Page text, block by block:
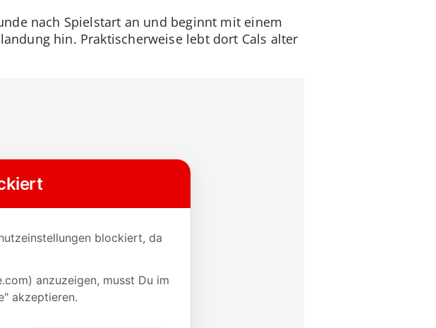
nach Spielstart an und beginnt mit einem
hin. Praktischerweise lebt dort Cals alter